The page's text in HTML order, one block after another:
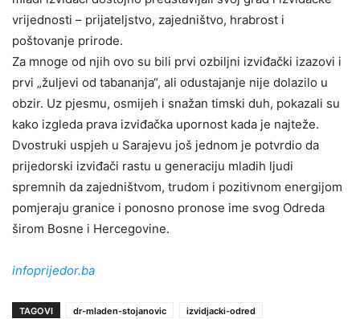
vrijednosti – prijateljstvo, zajedništvo, hrabrost i
poštovanje prirode.
Za mnoge od njih ovo su bili prvi ozbiljni izviđački izazovi i
prvi „žuljevi od tabananja“, ali odustajanje nije dolazilo u
obzir. Uz pjesmu, osmijeh i snažan timski duh, pokazali su
kako izgleda prava izviđačka upornost kada je najteže.
Dvostruki uspjeh u Sarajevu još jednom je potvrdio da
prijedorski izviđači rastu u generaciju mladih ljudi
spremnih da zajedništvom, trudom i pozitivnom energijom
pomjeraju granice i ponosno pronose ime svog Odreda
širom Bosne i Hercegovine.
infoprijedor.ba
TAGOVI dr-mladen-stojanovic
izvidjacki-odred